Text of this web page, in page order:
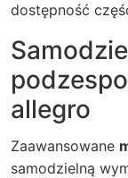
dostępność
allegro
Zaawansowane
samodzielną